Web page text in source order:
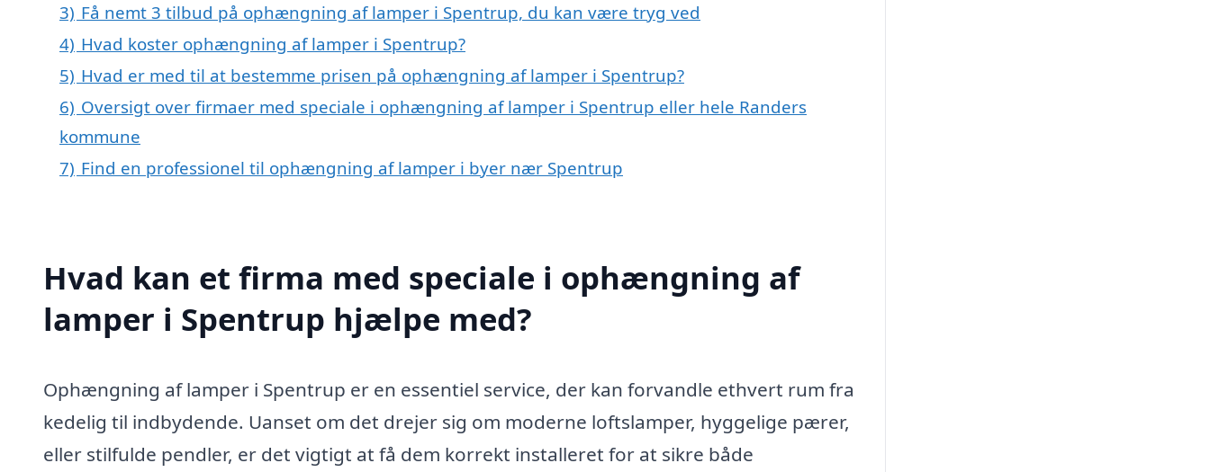
3) Få nemt 3 tilbud på ophængning af lamper i Spentrup, du kan være tryg ved
4) Hvad koster ophængning af lamper i Spentrup?
5) Hvad er med til at bestemme prisen på ophængning af lamper i Spentrup?
6) Oversigt over firmaer med speciale i ophængning af lamper i Spentrup eller hele Randers
kommune
7) Find en professionel til ophængning af lamper i byer nær Spentrup
Hvad kan et firma med speciale i ophængning af
lamper i Spentrup hjælpe med?
Ophængning af lamper i Spentrup er en essentiel service, der kan forvandle ethvert rum fra
kedelig til indbydende. Uanset om det drejer sig om moderne loftslamper, hyggelige pærer,
eller stilfulde pendler, er det vigtigt at få dem korrekt installeret for at sikre både